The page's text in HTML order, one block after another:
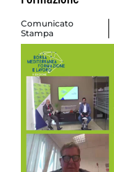
Comunicato
Stampa